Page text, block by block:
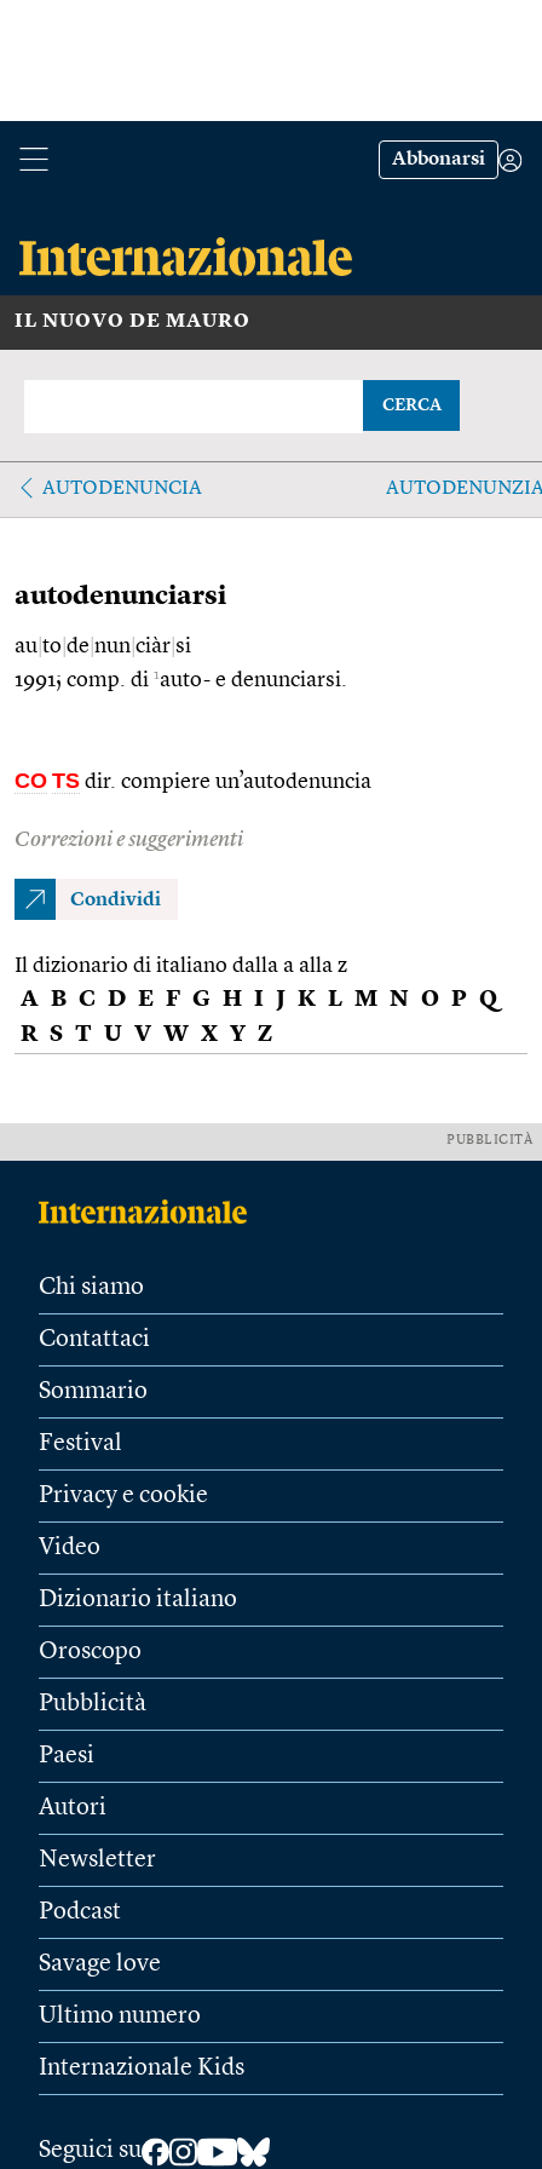
Abbonarsi
IL NUOVO DE MAURO
CERCA
AUTODENUNCIA
autodenunciarsi
au to de nun ciàr si
1991; comp. di 1auto- e denunciarsi.
CO TS dir. compiere un’autodenuncia
Correzioni e suggerimenti
Condividi
Il dizionario di italiano dalla a alla z
A B C D E F G H I J K L M N O P Q
R S T U V W X Y Z
PUBBLICITÀ
Chi siamo
Contattaci
Sommario
Festival
Privacy e cookie
Video
Dizionario italiano
Oroscopo
Pubblicità
Paesi
Autori
Newsletter
Podcast
Savage love
Ultimo numero
Internazionale Kids
Seguici su